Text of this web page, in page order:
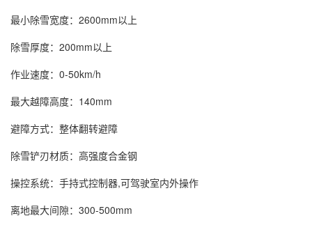
最小除雪宽度：2600mm以上
除雪厚度：200mm以上
作业速度：0-50km/h
最大越障高度：140mm
避障方式：整体翻转避障
除雪铲刃材质：高强度合金钢
操控系统：手持式控制器,可驾驶室内外操作
离地最大间隙：300-500mm